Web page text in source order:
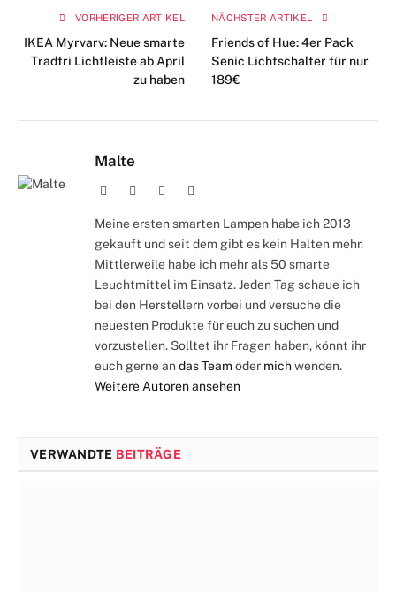
VORHERIGER ARTIKEL
IKEA Myrvarv: Neue smarte
Tradfri Lichtleiste ab April
zu haben
NÄCHSTER ARTIKEL
Friends of Hue: 4er Pack
Senic Lichtschalter für nur
189€
Malte
WebseiteFacebook
Meine ersten smarten Lampen habe ich 2013
gekauft und seit dem gibt es kein Halten mehr.
Mittlerweile habe ich mehr als 50 smarte
Leuchtmittel im Einsatz. Jeden Tag schaue ich
bei den Herstellern vorbei und versuche die
neuesten Produkte für euch zu suchen und
vorzustellen. Solltet ihr Fragen haben, könnt ihr
euch gerne andas Teamoder michwenden.
Weitere Autoren ansehen
VERWANDTE BEITRÄGE